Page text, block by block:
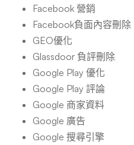
Facebook 營銷
Facebook負面內容刪除
GEO優化
Glassdoor 負評刪除
Google Play 優化
Google Play 評論
Google 商家資料
Google 廣告
Google 搜尋引擎